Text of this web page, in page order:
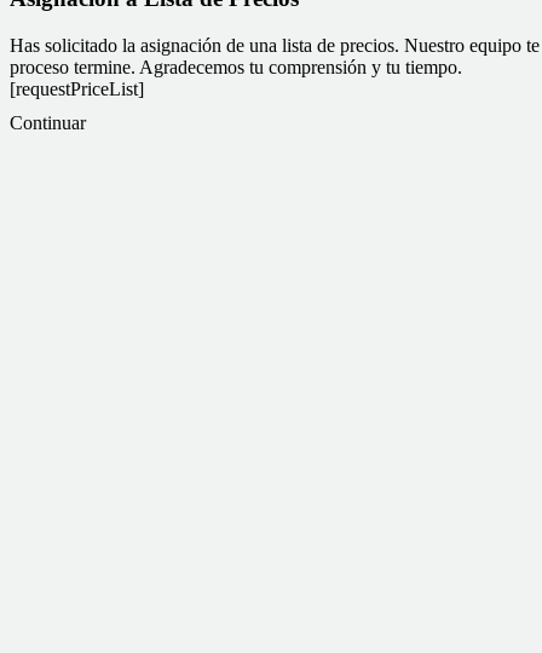
Has solicitado la asignación de una lista de precios. Nuestro equipo
proceso termine. Agradecemos tu comprensión y tu tiempo.
[requestPriceList]
Continuar